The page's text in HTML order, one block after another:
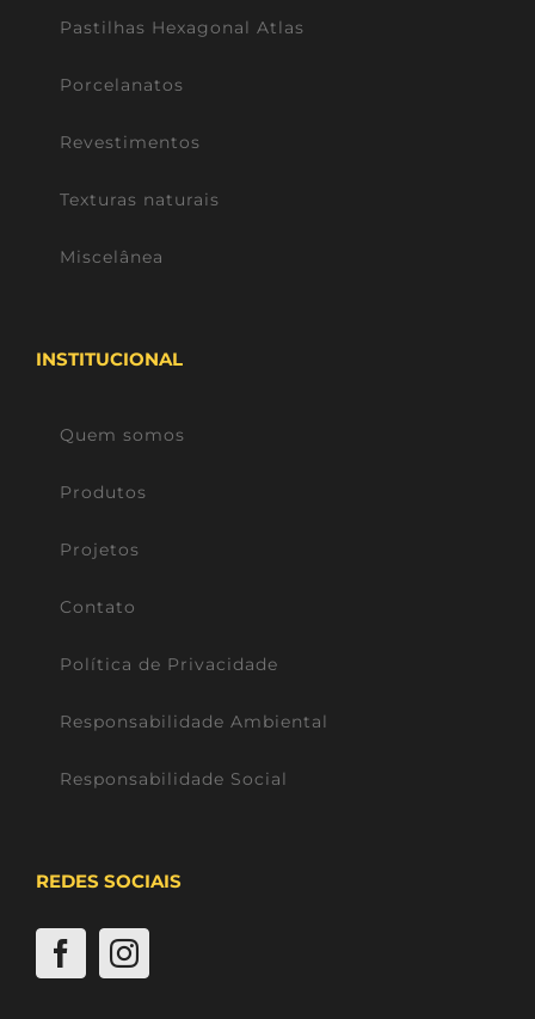
Pastilhas Hexagonal Atlas
Porcelanatos
Revestimentos
Texturas naturais
Miscelânea
INSTITUCIONAL
Quem somos
Produtos
Projetos
Contato
Política de Privacidade
Responsabilidade Ambiental
Responsabilidade Social
REDES SOCIAIS